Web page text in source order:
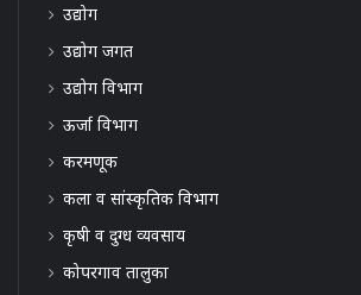
उद्योग
उद्योग जगत
उद्योग विभाग
ऊर्जा विभाग
करमणूक
कला व सांस्कृतिक विभाग
कृषी व दुग्ध व्यवसाय
कोपरगाव तालुका